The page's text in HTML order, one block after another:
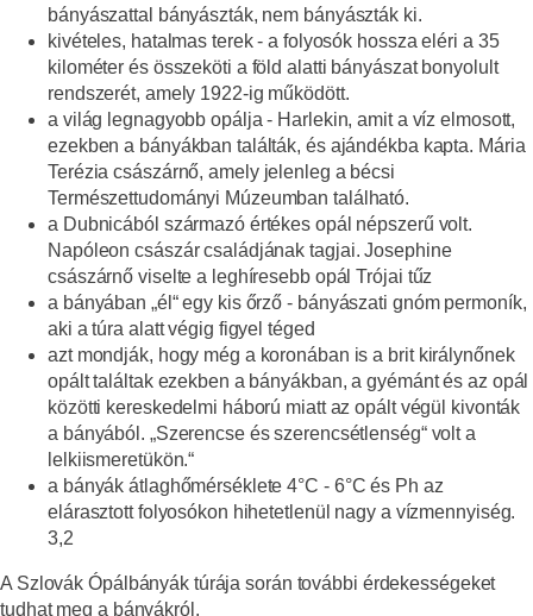
bányászattal bányászták, nem bányászták ki.
kivételes, hatalmas terek - a folyosók hossza eléri a 35
kilométer és összeköti a föld alatti bányászat bonyolult
rendszerét, amely 1922-ig működött.
a világ legnagyobb opálja - Harlekin,amit a víz elmosott,
ezekben a bányákban találták, és ajándékba kapta. Mária
Terézia császárnő, amely jelenleg a bécsi
Természettudományi Múzeumban található.
a Dubnicából származó értékes opál népszerű volt.
Napóleon császár családjának tagjai. Josephine
császárnő viselte a leghíresebb opálTrójai tűz
a bányában „él“ egy kis őrző - bányászati gnóm permoník,
aki a túra alatt végig figyel téged
azt mondják, hogy még a koronában isa brit királynőnek
opált találtak ezekben a bányákban, a gyémánt és az opál
közötti kereskedelmi háború miatt az opált végül kivonták
a bányából. „Szerencse és szerencsétlenség“ volt a
lelkiismeretükön.“
a bányák átlaghőmérséklete4°C - 6°C és Ph az
elárasztott folyosókon hihetetlenül nagy a vízmennyiség.
3,2
A Szlovák Ópálbányák túrája során további érdekességeket
tudhat meg a bányákról.